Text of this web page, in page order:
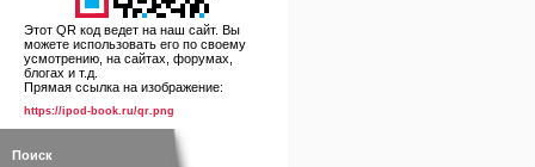
Этот QR код ведет на наш сайт. Вы
можете использовать его по своему
усмотрению, на сайтах, форумах,
блогах и т.д.
Прямая ссылка на изображение:
https://ipod-book.ru/qr.png
Поиск